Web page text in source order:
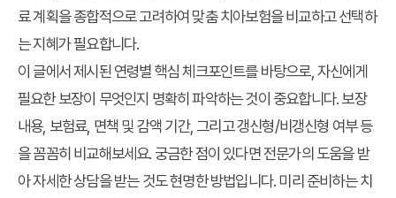
료 계획을 종합적으로 고려하여 맞춤 치아보험을 비교하고 선택하
는 지혜가 필요합니다.
이 글에서 제시된 연령별 핵심 체크포인트를 바탕으로, 자신에게
필요한 보장이 무엇인지 명확히 파악하는 것이 중요합니다. 보장
내용, 보험료, 면책 및 감액 기간, 그리고 갱신형/비갱신형 여부 등
을 꼼꼼히 비교해보세요. 궁금한 점이 있다면 전문가의 도움을 받
아 자세한 상담을 받는 것도 현명한 방법입니다. 미리 준비하는 치